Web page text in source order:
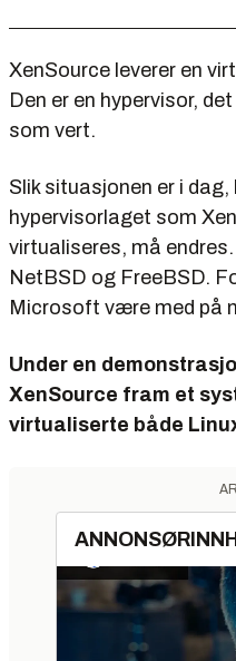
XenSource leverer en
Den er en hypervisor,
som vert.
Slik situasjonen er i
hypervisorlaget som
virtualiseres, må
NetBSD og FreeBSD.
Microsoft være med på
Under en
XenSource fram et
virtualiserte både